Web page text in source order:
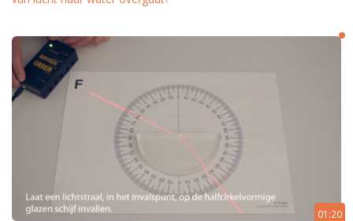
01:20